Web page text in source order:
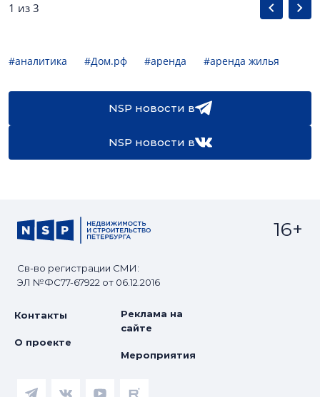
1 из 3
#аналитика #Дом.рф #аренда #аренда жилья
NSP новости в
NSP новости в
Св-во регистрации СМИ:
ЭЛ №ФС77-67922 от 06.12.2016
16+
Контакты
О проекте
Реклама на
сайте
Мероприятия